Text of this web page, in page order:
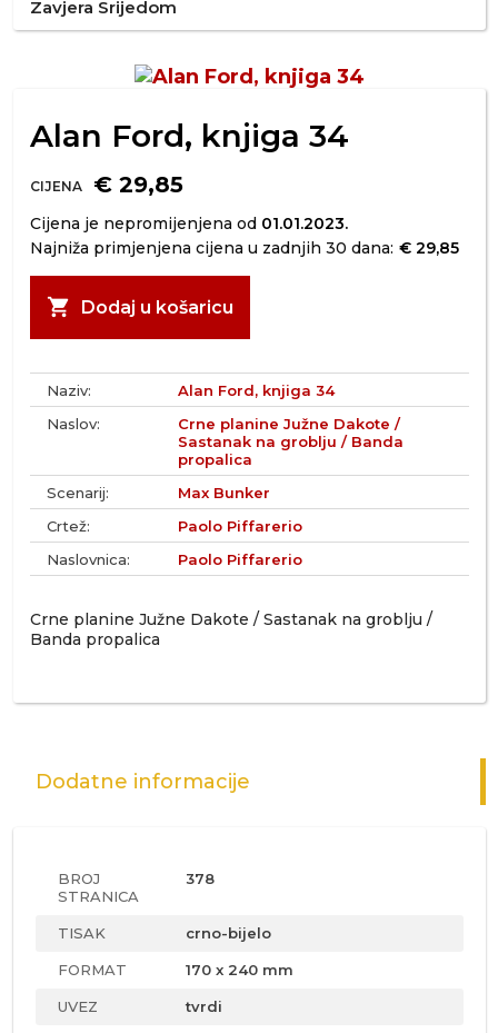
Zavjera Srijedom
Alan Ford, knjiga 34
CIJENA € 29,85
Cijena je nepromijenjena od 01.01.2023.
Najniža primjenjena cijena u zadnjih 30 dana: € 29,85
shopping_cart Dodaj u košaricu
Naziv:
Alan Ford, knjiga 34
Naslov:
Crne planine Južne Dakote /
Sastanak na groblju / Banda
propalica
Scenarij:
Max Bunker
Crtež:
Paolo Piffarerio
Naslovnica:
Paolo Piffarerio
Crne planine Južne Dakote / Sastanak na groblju /
Banda propalica
Dodatne informacije
BROJ
STRANICA
378
TISAK crno-bijelo
FORMAT 170 x 240 mm
UVEZ tvrdi